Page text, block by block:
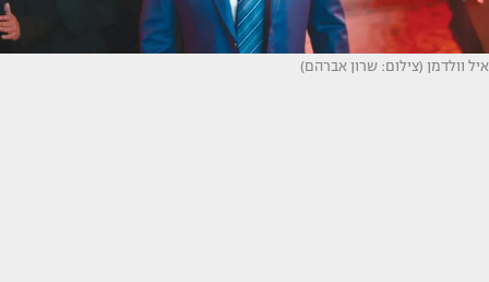
איל וולדמן (צילום: שרון אברהם)